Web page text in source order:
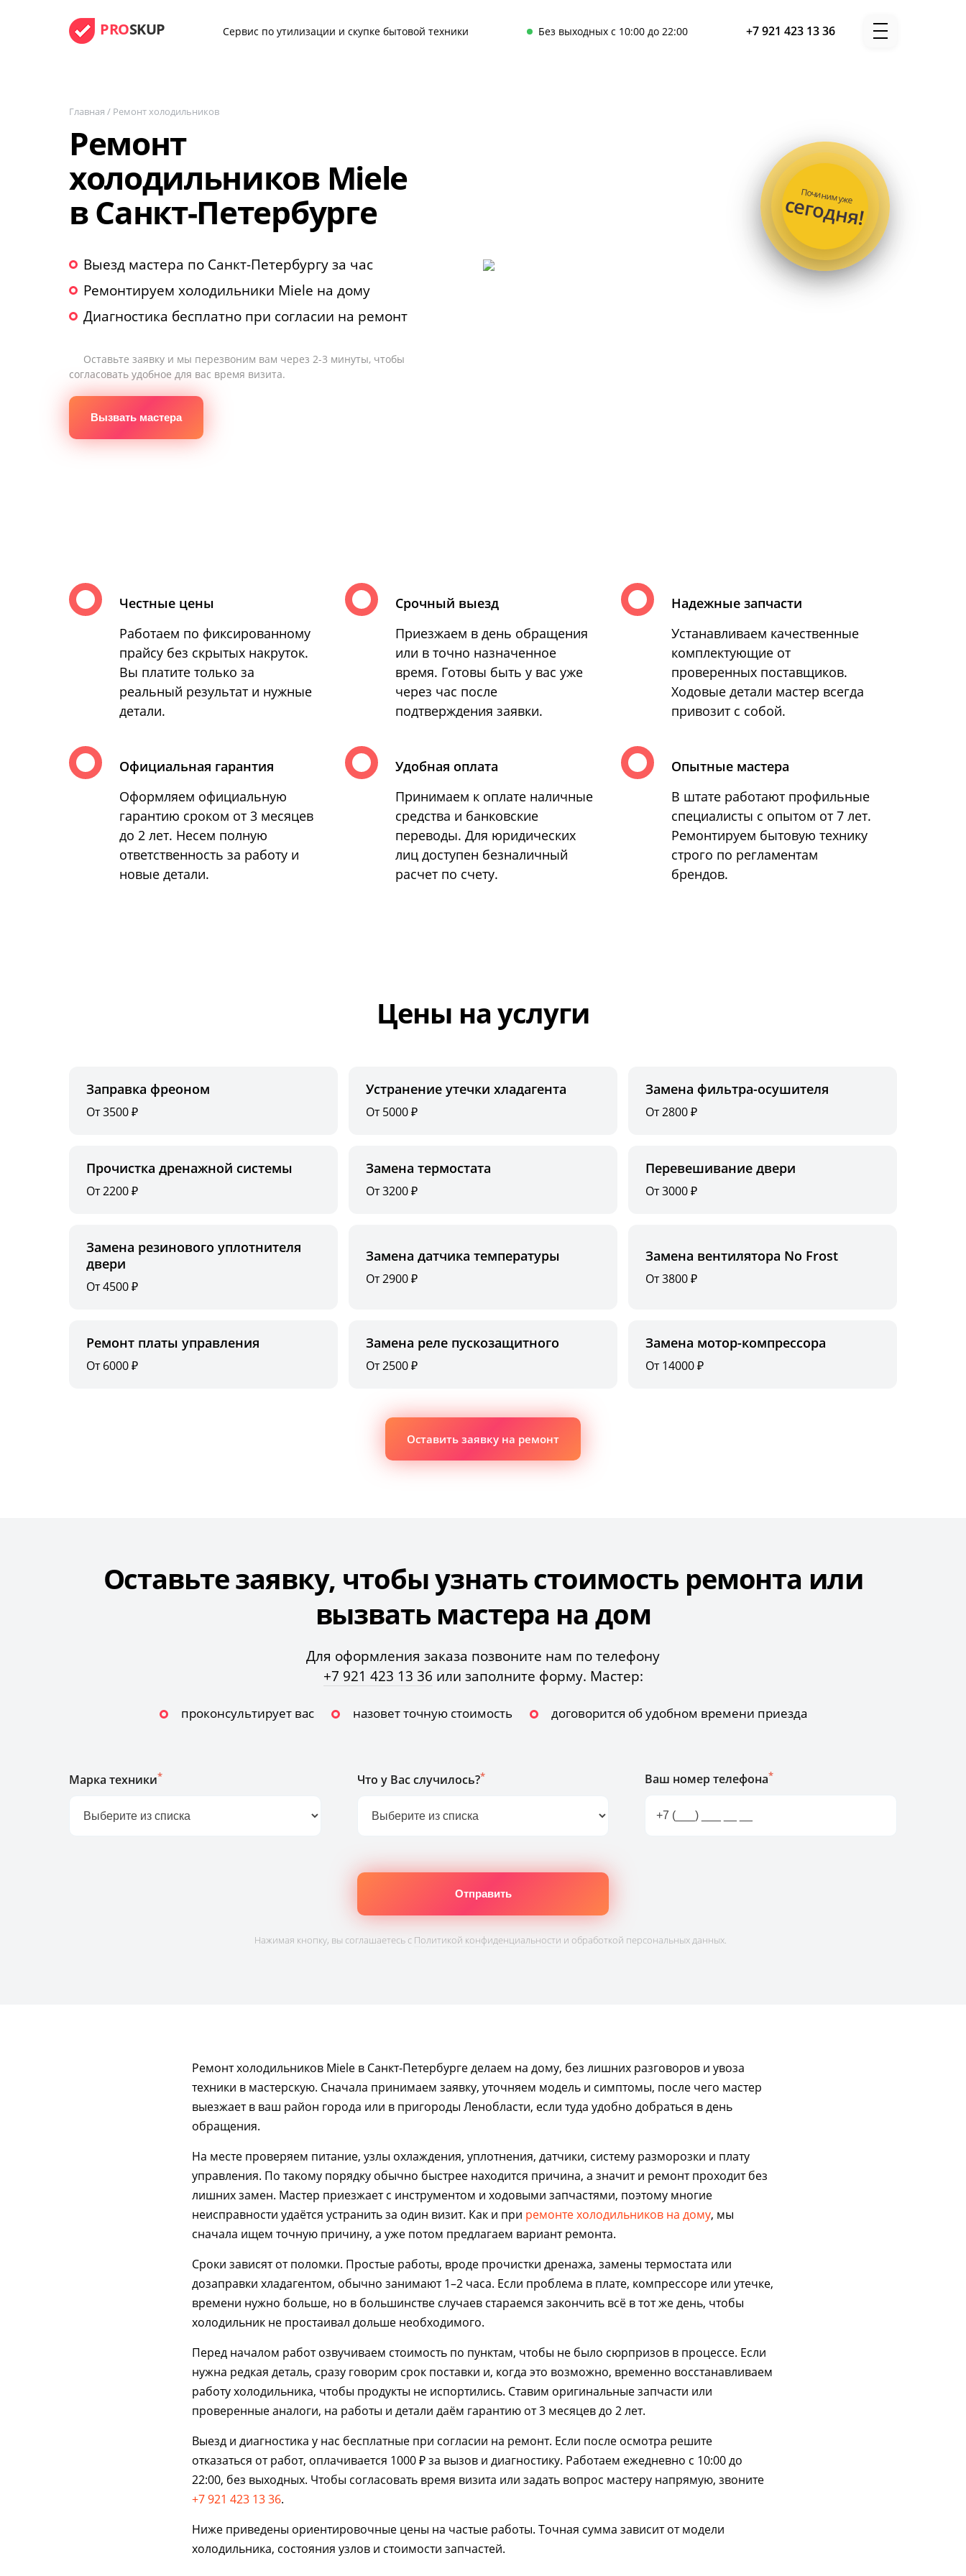
PROSKUP Сервис по утилизации и скупке бытовой техники Без выходных с 10:00 до 22:00 +7 921 423 13 36
Починим уже
сегодня!
Главная / Ремонт холодильников
Ремонт
холодильников Miele
в Санкт-Петербурге
Выезд мастера по Санкт-Петербургу за час
Ремонтируем холодильники Miele на дому
Диагностика бесплатно при согласии на ремонт
Оставьте заявку и мы перезвоним вам через 2-3 минуты, чтобы
согласовать удобное для вас время визита.
Вызвать мастера
Честные цены
Работаем по фиксированному
прайсу без скрытых накруток.
Вы платите только за
реальный результат и нужные
детали.
Срочный выезд
Приезжаем в день обращения
или в точно назначенное
время. Готовы быть у вас уже
через час после
подтверждения заявки.
Надежные запчасти
Устанавливаем качественные
комплектующие от
проверенных поставщиков.
Ходовые детали мастер всегда
привозит с собой.
Официальная гарантия
Оформляем официальную
гарантию сроком от 3 месяцев
до 2 лет. Несем полную
ответственность за работу и
новые детали.
Удобная оплата
Принимаем к оплате наличные
средства и банковские
переводы. Для юридических
лиц доступен безналичный
расчет по счету.
Опытные мастера
В штате работают профильные
специалисты с опытом от 7 лет.
Ремонтируем бытовую технику
строго по регламентам
брендов.
Цены на услуги
Заправка фреоном
От 3500 ₽
Устранение утечки хладагента
От 5000 ₽
Замена фильтра-осушителя
От 2800 ₽
Прочистка дренажной системы
От 2200 ₽
Замена термостата
От 3200 ₽
Перевешивание двери
От 3000 ₽
Замена резинового уплотнителя
двери
От 4500 ₽
Замена датчика температуры
От 2900 ₽
Замена вентилятора No Frost
От 3800 ₽
Ремонт платы управления
От 6000 ₽
Замена реле пускозащитного
От 2500 ₽
Замена мотор-компрессора
От 14000 ₽
Оставить заявку на ремонт
Оставьте заявку, чтобы узнать стоимость ремонта или
вызвать мастера на дом
Для оформления заказа позвоните нам по телефону
+7 921 423 13 36 или заполните форму. Мастер:
проконсультирует вас назовет точную стоимость договорится об удобном времени приезда
Марка техники* Что у Вас случилось?* Ваш номер телефона*
Нажимая кнопку, вы соглашаетесь с Политикой конфиденциальности и обработкой персональных данных.
Ремонт холодильников Miele в Санкт-Петербурге делаем на дому, без лишних разговоров и увоза
техники в мастерскую. Сначала принимаем заявку, уточняем модель и симптомы, после чего мастер
выезжает в ваш район города или в пригороды Ленобласти, если туда удобно добраться в день
обращения.
На месте проверяем питание, узлы охлаждения, уплотнения, датчики, систему разморозки и плату
управления. По такому порядку обычно быстрее находится причина, а значит и ремонт проходит без
лишних замен. Мастер приезжает с инструментом и ходовыми запчастями, поэтому многие
неисправности удаётся устранить за один визит. Как и при ремонте холодильников на дому, мы
сначала ищем точную причину, а уже потом предлагаем вариант ремонта.
Сроки зависят от поломки. Простые работы, вроде прочистки дренажа, замены термостата или
дозаправки хладагентом, обычно занимают 1–2 часа. Если проблема в плате, компрессоре или утечке,
времени нужно больше, но в большинстве случаев стараемся закончить всё в тот же день, чтобы
холодильник не простаивал дольше необходимого.
Перед началом работ озвучиваем стоимость по пунктам, чтобы не было сюрпризов в процессе. Если
нужна редкая деталь, сразу говорим срок поставки и, когда это возможно, временно восстанавливаем
работу холодильника, чтобы продукты не испортились. Ставим оригинальные запчасти или
проверенные аналоги, на работы и детали даём гарантию от 3 месяцев до 2 лет.
Выезд и диагностика у нас бесплатные при согласии на ремонт. Если после осмотра решите
отказаться от работ, оплачивается 1000 ₽ за вызов и диагностику. Работаем ежедневно с 10:00 до
22:00, без выходных. Чтобы согласовать время визита или задать вопрос мастеру напрямую, звоните
+7 921 423 13 36.
Ниже приведены ориентировочные цены на частые работы. Точная сумма зависит от модели
холодильника, состояния узлов и стоимости запчастей.